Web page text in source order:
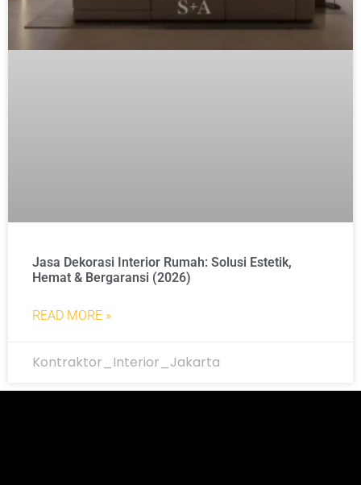
Jasa Dekorasi Interior Rumah: Solusi Estetik,
Hemat & Bergaransi (2026)
READ MORE »
Kontraktor_Interior_Jakarta